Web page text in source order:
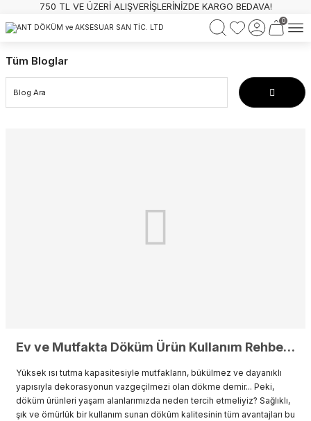
750 TL VE ÜZERİ ALIŞVERİŞLERİNİZDE KARGO BEDAVA!
0
Tüm Bloglar
Ev ve Mutfakta Döküm Ürün Kullanım Rehberi ve Avantajları
Yüksek ısı tutma kapasitesiyle mutfakların, bükülmez ve dayanıklı
yapısıyla dekorasyonun vazgeçilmezi olan dökme demir... Peki,
döküm ürünleri yaşam alanlarımızda neden tercih etmeliyiz? Sağlıklı,
şık ve ömürlük bir kullanım sunan döküm kalitesinin tüm avantajları bu